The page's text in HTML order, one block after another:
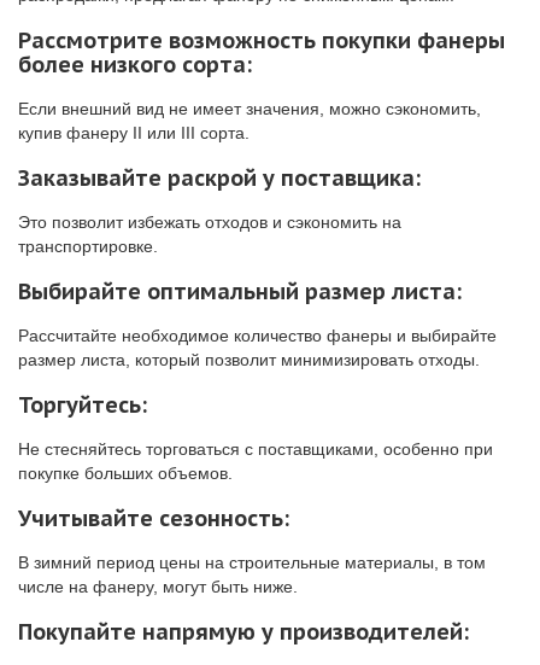
Рассмотрите возможность покупки фанеры
более низкого сорта:
Если внешний вид не имеет значения, можно сэкономить,
купив фанеру II или III сорта.
Заказывайте раскрой у поставщика:
Это позволит избежать отходов и сэкономить на
транспортировке.
Выбирайте оптимальный размер листа:
Рассчитайте необходимое количество фанеры и выбирайте
размер листа, который позволит минимизировать отходы.
Торгуйтесь:
Не стесняйтесь торговаться с поставщиками, особенно при
покупке больших объемов.
Учитывайте сезонность:
В зимний период цены на строительные материалы, в том
числе на фанеру, могут быть ниже.
Покупайте напрямую у производителей: